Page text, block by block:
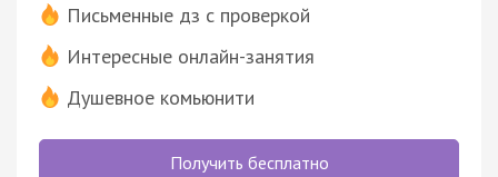
Письменные дз с проверкой
Интересные онлайн-занятия
Душевное комьюнити
Получить бесплатно